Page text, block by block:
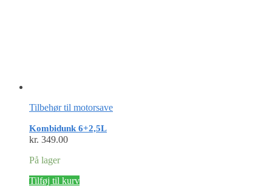
Tilbehør til motorsave
Kombidunk 6+2,5L
kr. 349.00
På lager
Tilføj til kurv